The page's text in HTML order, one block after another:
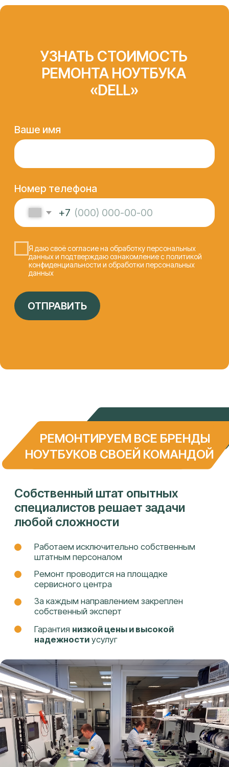
Федора Лузана, 6
ПН-ПТ 9:00 - 19:00, СБ 10:00 - 15:00
центров
info@it-lab23.ru +7 (961) 594 55 22
КОНТАКТЫ
(961) 594-55-22
Ремонт телефонов
Ремонт ноутбуков
Ремонт телевизоров
Ремонт стабилизоторов
Ремонт ИБП
Ремонт электросамокатов
Ремонт кофемашин
Ремонт принтеров
Заправка картриджей
Восстановление данных
Политика
конфиденциальности и
обработка персональных
данных